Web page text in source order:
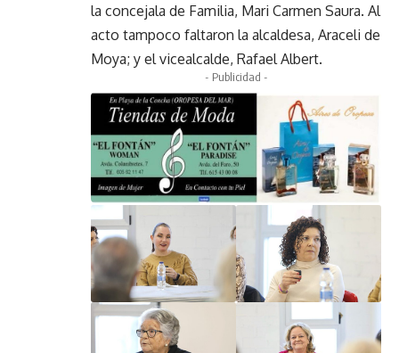
la concejala de Familia, Mari Carmen Saura. Al
acto tampoco faltaron la alcaldesa, Araceli de
Moya; y el vicealcalde, Rafael Albert.
- Publicidad -